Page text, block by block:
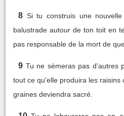
8 Si tu construis une
balustrade autour de ton toit en
pas responsable de la mort de
9 Tu ne sèmeras pas d'autres
tout ce qu'elle produira les raisins
graines deviendra sacré.